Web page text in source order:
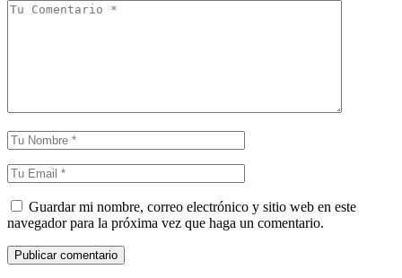
Guardar mi nombre, correo electrónico y sitio web en este
navegador para la próxima vez que haga un comentario.